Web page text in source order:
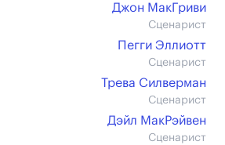
Джон МакГриви
Сценарист
Пегги Эллиотт
Сценарист
Трева Силверман
Сценарист
Дэйл МакРэйвен
Сценарист